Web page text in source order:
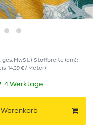
ges. MwSt.( Stoffbreite (cm):
14,39 € / Meter)
4 Werktage
Warenkorb